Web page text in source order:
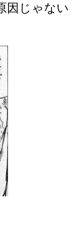
因じゃない